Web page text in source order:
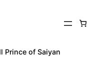
Prince of Saiyan